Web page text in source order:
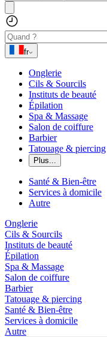
fr
Onglerie
Cils & Sourcils
Instituts de beauté
Épilation
Spa & Massage
Salon de coiffure
Barbier
Tatouage & piercing
Plus...
Santé & Bien-être
Services à domicile
Autre
Onglerie
Cils & Sourcils
Instituts de beauté
Épilation
Spa & Massage
Salon de coiffure
Barbier
Tatouage & piercing
Santé & Bien-être
Services à domicile
Autre